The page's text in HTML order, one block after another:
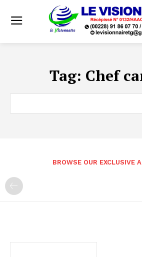
Tag: Chef
BROWSE OUR EXCLUSIVE